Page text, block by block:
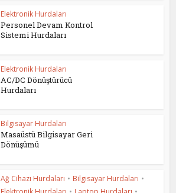
Elektronik Hurdaları
Personel Devam Kontrol
Sistemi Hurdaları
Elektronik Hurdaları
AC/DC Dönüştürücü
Hurdaları
Bilgisayar Hurdaları
Masaüstü Bilgisayar Geri
Dönüşümü
Ağ Cihazı Hurdaları • Bilgisayar Hurdaları •